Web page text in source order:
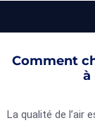
Comment
à
La qualité de l’air